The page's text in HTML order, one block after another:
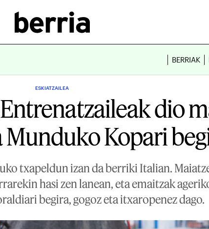
BERRIAK
ESKIATZAILEA
dio
Munduko Kopari
txapeldun izan da berriki Italian.
hasi zen lanean, eta emaitzak
begira, gogoz eta itxaropenez dago.